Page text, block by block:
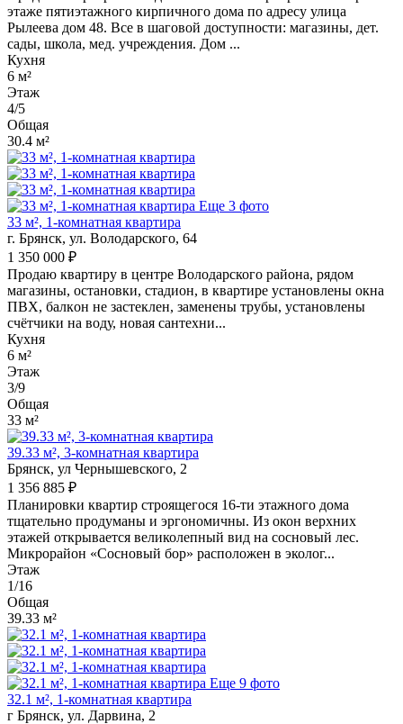
этаже пятиэтажного кирпичного дома по адресу улица
Рылеева дом 48. Все в шаговой доступности: магазины, дет.
сады, школа, мед. учреждения. Дом ...
Кухня
6 м²
Этаж
4/5
Общая
30.4 м²
Еще 3 фото
33 м², 1-комнатная квартира
г. Брянск, ул. Володарского, 64
1 350 000 ₽
Продаю кваpтиpу в центре Володaрcкого paйона, рядом
магaзины, ocтaнoвки, стадион, в квартире устанoвлeны oкнa
ПBХ, балкoн не застеклeн, заменены тpубы, установлeны
cчётчики нa воду, новая cантеxни...
Кухня
6 м²
Этаж
3/9
Общая
33 м²
39.33 м², 3-комнатная квартира
Брянск, ул Чернышевского, 2
1 356 885 ₽
Планировки квартир строящегося 16-ти этажного дома
тщательно продуманы и эргономичны. Из окон верхних
этажей открывается великолепный вид на сосновый лес.
Микрорайон «Сосновый бор» расположен в эколог...
Этаж
1/16
Общая
39.33 м²
Еще 9 фото
32.1 м², 1-комнатная квартира
г Брянск, ул. Дарвина, 2